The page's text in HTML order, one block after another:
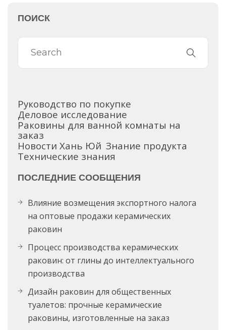
ПОИСК
Руководство по покупке
Деловое исследование
Раковины для ванной комнаты на
заказ
Новости Хань Юй Знание продукта
Технические знания
ПОСЛЕДНИЕ СООБЩЕНИЯ
Влияние возмещения экспортного налога
на оптовые продажи керамических
раковин
Процесс производства керамических
раковин: от глины до интеллектуального
производства
Дизайн раковин для общественных
туалетов: прочные керамические
раковины, изготовленные на заказ